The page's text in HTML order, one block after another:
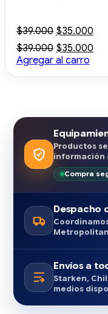
$39.000 El
precio
original
era:
$39.000.
$35.000
$39.000 El
precio
$35.000
Agregar al carro
Productos
información
Compra
Despacho
Envíos a
Starken,
medios